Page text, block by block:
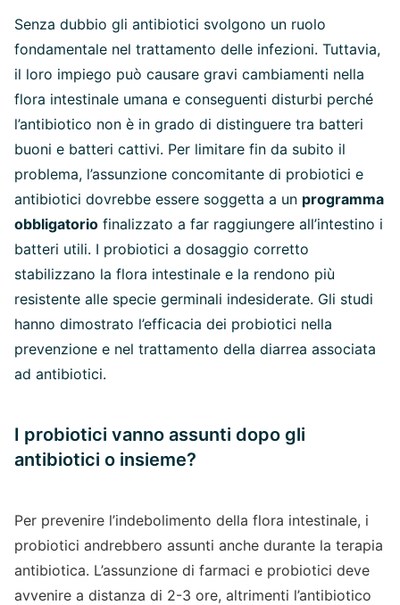
Senza dubbio gli antibiotici svolgono un ruolo
fondamentale nel trattamento delle infezioni. Tuttavia,
il loro impiego può causare gravi cambiamenti nella
flora intestinale umana e conseguenti disturbi perché
l’antibiotico non è in grado di distinguere tra batteri
buoni e batteri cattivi. Per limitare fin da subito il
problema, l’assunzione concomitante di probiotici e
antibiotici dovrebbe essere soggetta a un programma
obbligatorio finalizzato a far raggiungere all’intestino i
batteri utili. I probiotici a dosaggio corretto
stabilizzano la flora intestinale e la rendono più
resistente alle specie germinali indesiderate. Gli studi
hanno dimostrato l’efficacia dei probiotici nella
prevenzione e nel trattamento della diarrea associata
ad antibiotici.
I probiotici vanno assunti dopo gli
antibiotici o insieme?
Per prevenire l’indebolimento della flora intestinale, i
probiotici andrebbero assunti anche durante la terapia
antibiotica. L’assunzione di farmaci e probiotici deve
avvenire a distanza di 2-3 ore, altrimenti l’antibiotico